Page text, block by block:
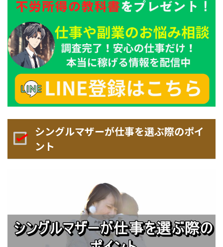
シングルマザーが仕事を選ぶ際のポイ
ント